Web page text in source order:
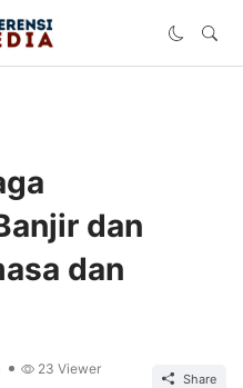
dan
dan
23 Viewer
Share